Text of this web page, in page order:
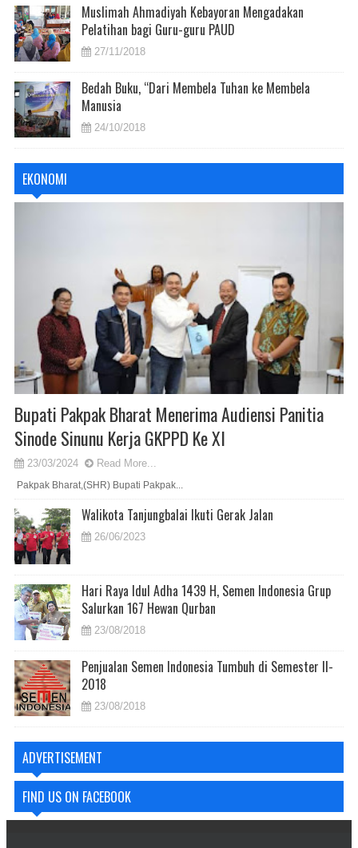
Muslimah Ahmadiyah Kebayoran Mengadakan
Pelatihan bagi Guru-guru PAUD
27/11/2018
Bedah Buku, “Dari Membela Tuhan ke Membela
Manusia
24/10/2018
EKONOMI
Bupati Pakpak Bharat Menerima Audiensi Panitia
Sinode Sinunu Kerja GKPPD Ke XI
23/03/2024 Read More...
Pakpak Bharat,(SHR) Bupati Pakpak...
Walikota Tanjungbalai Ikuti Gerak Jalan
26/06/2023
Hari Raya Idul Adha 1439 H, Semen Indonesia Grup
Salurkan 167 Hewan Qurban
23/08/2018
Penjualan Semen Indonesia Tumbuh di Semester II-
2018
23/08/2018
ADVERTISEMENT
FIND US ON FACEBOOK